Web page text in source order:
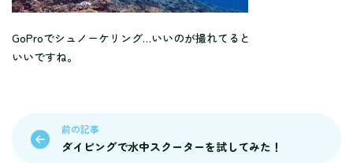
GoProでシュノーケリング…いいのが撮れてると
いいですね。
前の記事
ダイビングで水中スクーターを試してみた！